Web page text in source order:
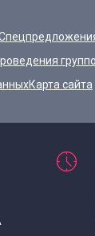
Карта сайта